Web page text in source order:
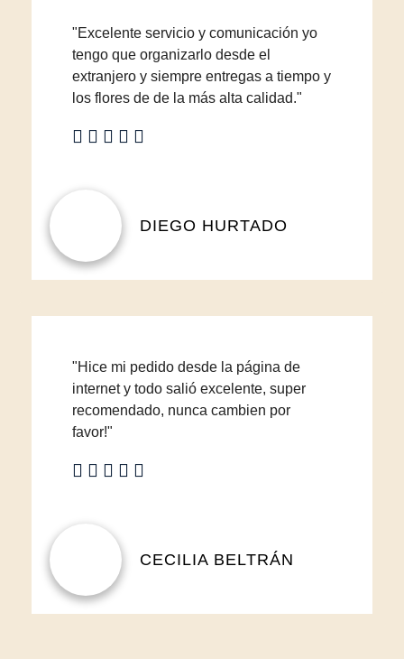
"Excelente servicio y comunicación yo
tengo que organizarlo desde el
extranjero y siempre entregas a tiempo y
los flores de de la más alta calidad."
DIEGO HURTADO
"Hice mi pedido desde la página de
internet y todo salió excelente, super
recomendado, nunca cambien por
favor!"
CECILIA BELTRÁN